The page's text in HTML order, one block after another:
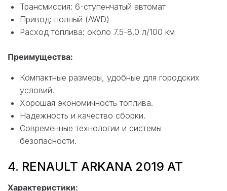
Трансмиссия: 6-ступенчатый автомат
Привод: полный (AWD)
Расход топлива: около 7.5-8.0 л/100 км
Преимущества:
Компактные размеры, удобные для городских
условий.
Хорошая экономичность топлива.
Надежность и качество сборки.
Современные технологии и системы
безопасности.
4. RENAULT ARKANA 2019 AT
Характеристики: